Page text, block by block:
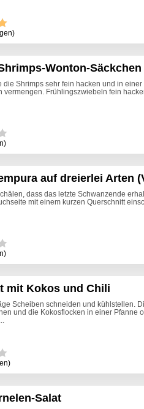
Wonton-Säckchen
die Shrimps sehr fein hacken und in
vermengen. Frühlingszwiebeln fein
auf dreierlei Arten
dass das letzte Schwanzende
mit einem kurzen Querschnitt
mit Kokos und Chili
Scheiben schneiden und kühlstellen.
und die Kokosflocken in einer Pfanne
Salat